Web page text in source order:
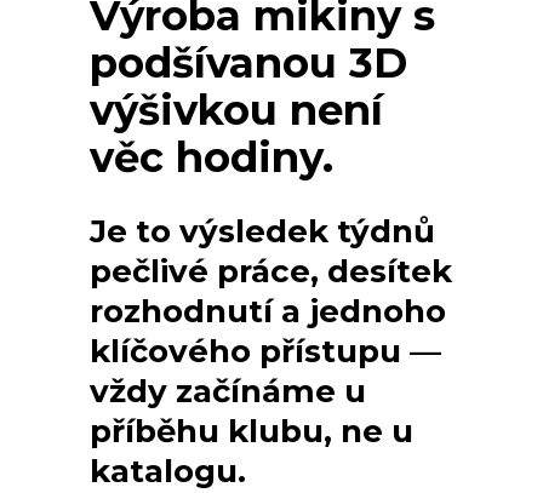
Výroba mikiny s
podšívanou 3D
výšivkou není
věc hodiny.
Je to výsledek týdnů
pečlivé práce, desítek
rozhodnutí a jednoho
klíčového přístupu —
vždy začínáme u
příběhu klubu, ne u
katalogu.